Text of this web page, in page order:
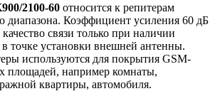
2100-60 относится к репитерам
диапазона. Коэффициент усиления 60 дБ
связи только при наличии
в точке установки внешней антенны.
используются для покрытия GSM-
площадей, например комнаты,
квартиры, автомобиля.